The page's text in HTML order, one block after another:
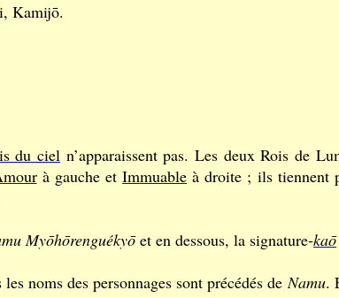
Kamijō.
du ciel n’apparaissent pas. Les deux Rois de
à gauche etImmuable à droite ; ils tiennent
Myōhōrenguékyōet en dessous, la signature-kaō
noms des personnages sont précédés deNamu.